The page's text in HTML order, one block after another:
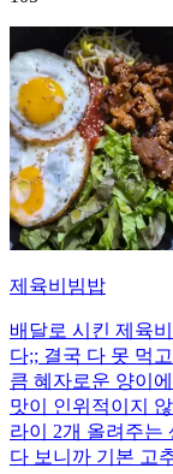
제육비빔밥
배달로 시킨 제육
다;; 결국 다 못 먹
큼 혜자로운 양이
맛이 인위적이지
라이 2개 올려주는
다 보니까 기본 고